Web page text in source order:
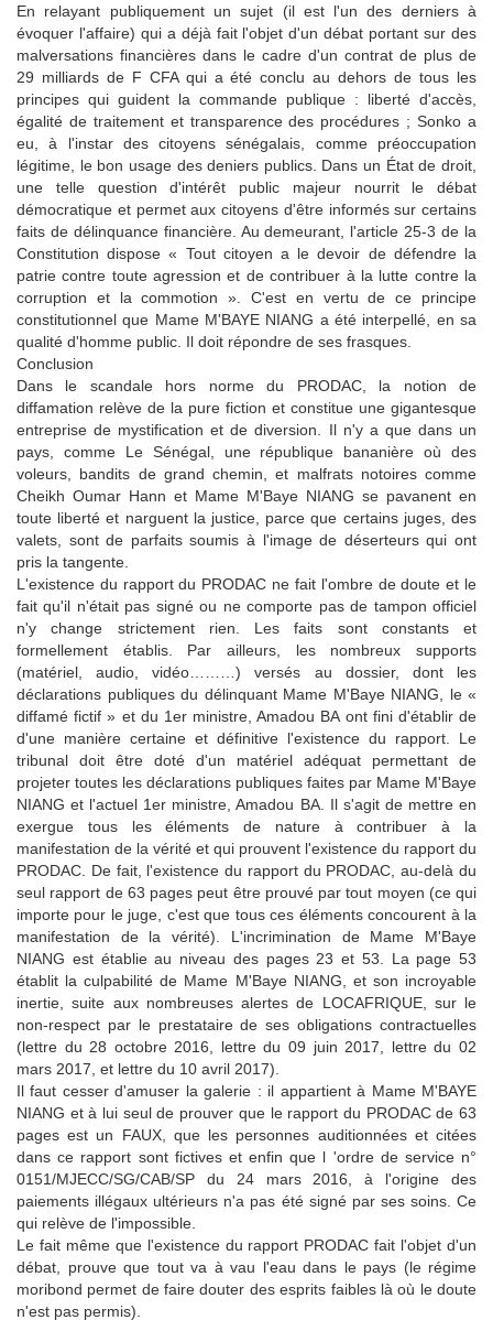
En relayant publiquement un sujet (il est l'un des derniers à
évoquer l'affaire) qui a déjà fait l'objet d'un débat portant sur des
malversations financières dans le cadre d'un contrat de plus de
29 milliards de F CFA qui a été conclu au dehors de tous les
principes qui guident la commande publique : liberté d'accès,
égalité de traitement et transparence des procédures ;Sonko a
eu, à l'instar des citoyens sénégalais, comme préoccupation
légitime, le bon usage des deniers publics. Dans un État de droit,
une telle question d'intérêt public majeur nourrit le débat
démocratique et permet aux citoyens d'être informés sur certains
faits de délinquance financière. Au demeurant, l'article 25-3 de la
Constitution dispose « Tout citoyen a le devoir de défendre la
patrie contre toute agression et de contribuer à la lutte contre la
corruption et la commotion ». C'est en vertu de ce principe
constitutionnel que Mame M'BAYE NIANG a été interpellé, en sa
qualité d'homme public. Il doit répondre de ses frasques.
Conclusion
Dans le scandale hors norme du PRODAC, la notion de
diffamation relève de la pure fiction et constitue une gigantesque
entreprise de mystification et de diversion. Il n'y a que dans un
pays, comme Le Sénégal, une république bananière où des
voleurs, bandits de grand chemin, et malfrats notoires comme
Cheikh Oumar Hann et Mame M'Baye NIANG se pavanent en
toute liberté et narguent la justice, parce que certains juges, des
valets, sont de parfaits soumis à l'image de déserteurs qui ont
pris la tangente.
L'existence du rapport du PRODAC ne fait l'ombre de doute et le
fait qu'il n'était pas signé ou ne comporte pas de tampon officiel
n'y change strictement rien. Les faits sont constants et
formellement établis. Par ailleurs, les nombreux supports
(matériel, audio, vidéo………) versés au dossier, dont les
déclarations publiques du délinquant Mame M'Baye NIANG, le «
diffamé fictif » et du 1er ministre, Amadou BA ont fini d'établir de
d'une manière certaine et définitive l'existence du rapport. Le
tribunal doit être doté d'un matériel adéquat permettant de
projeter toutes les déclarations publiques faites par Mame M'Baye
NIANG et l'actuel 1er ministre, Amadou BA. Il s'agit de mettre en
exergue tous les éléments de nature à contribuer à la
manifestation de la vérité et qui prouvent l'existence du rapport du
PRODAC. De fait, l'existence du rapport du PRODAC,au-delà du
seul rapport de 63 pages peut être prouvé par tout moyen (ce qui
importe pour le juge, c'est que tous ces éléments concourent à la
manifestation de la vérité). L'incrimination de Mame M'Baye
NIANG est établie au niveau des pages 23 et 53. La page 53
établit la culpabilité de Mame M'Baye NIANG, et son incroyable
inertie, suite aux nombreuses alertes de LOCAFRIQUE, sur le
non-respect par le prestataire de ses obligations contractuelles
(lettre du 28 octobre 2016, lettre du 09 juin 2017, lettre du 02
mars 2017, et lettre du 10 avril 2017).
Il faut cesser d'amuser la galerie : il appartient à Mame M'BAYE
NIANG et à lui seul de prouver que le rapport du PRODAC de 63
pages est un FAUX, que les personnes auditionnées et citées
dans ce rapport sont fictives et enfin que l 'ordre de service n°
0151/MJECC/SG/CAB/SP du 24 mars 2016, à l'origine des
paiements illégaux ultérieurs n'a pas été signé par ses soins. Ce
qui relève de l'impossible.
Le fait même que l'existence du rapport PRODAC fait l'objet d'un
débat, prouve que tout va à vau l'eau dans le pays (le régime
moribond permet de faire douter des esprits faibles là où le doute
n'est pas permis).